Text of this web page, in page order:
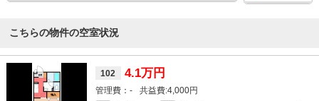
こちらの物件の空室状況
102 4.1万円
- 4,000円